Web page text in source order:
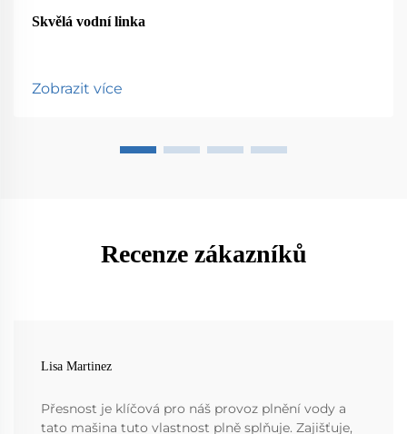
Skvělá vodní linka
Zobrazit více
Recenze zákazníků
Lisa Martinez
Přesnost je klíčová pro náš provoz plnění vody a
tato mašina tuto vlastnost plně splňuje. Zajišťuje,